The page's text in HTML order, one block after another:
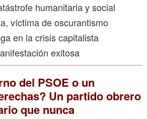
humanitaria y social
víctima de oscurantismo
en la crisis capitalista
exitosa
del PSOE o un
Un partido obrero
que nunca